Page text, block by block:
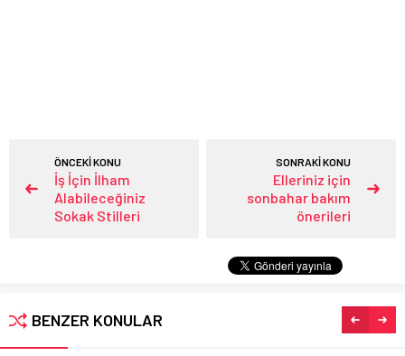
ÖNCEKİ KONU
İş İçin İlham
Alabileceğiniz
Sokak Stilleri
SONRAKİ KONU
Elleriniz için
sonbahar bakım
önerileri
BENZER KONULAR